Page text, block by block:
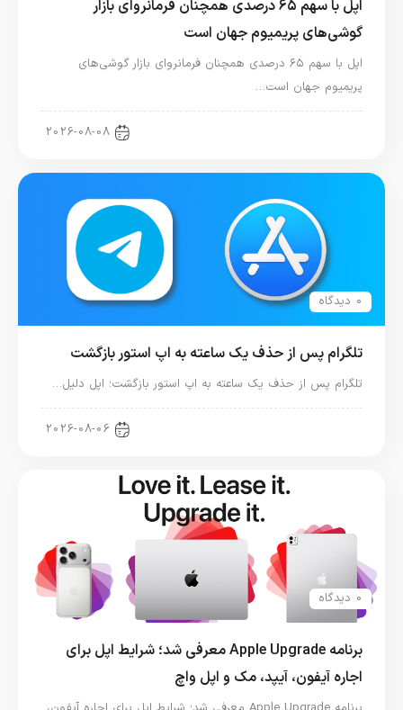
اپل با سهم ۶۵ درصدی همچنان فرمانروای بازار
گوشی‌های پریمیوم جهان است
اپل با سهم ۶۵ درصدی همچنان فرمانروای بازار گوشی‌های
پریمیوم جهان است…
2026-08-08
0 دیدگاه
تلگرام پس از حذف یک ساعته به اپ استور بازگشت
تلگرام پس از حذف یک ساعته به اپ استور بازگشت؛ اپل دلیل…
2026-08-06
0 دیدگاه
برنامه Apple Upgrade معرفی شد؛ شرایط اپل برای
اجاره آیفون، آیپد، مک و اپل واچ